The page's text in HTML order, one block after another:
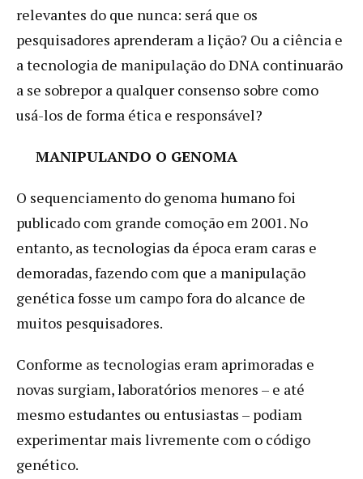
relevantes do que nunca: será que os
pesquisadores aprenderam a lição? Ou a ciência e
a tecnologia de manipulação do DNA continuarão
a se sobrepor a qualquer consenso sobre como
usá-los de forma ética e responsável?
MANIPULANDO O GENOMA
O sequenciamento do genoma humano foi
publicado com grande comoção em 2001. No
entanto, as tecnologias da época eram caras e
demoradas, fazendo com que a manipulação
genética fosse um campo fora do alcance de
muitos pesquisadores.
Conforme as tecnologias eram aprimoradas e
novas surgiam, laboratórios menores – e até
mesmo estudantes ou entusiastas – podiam
experimentar mais livremente com o código
genético.